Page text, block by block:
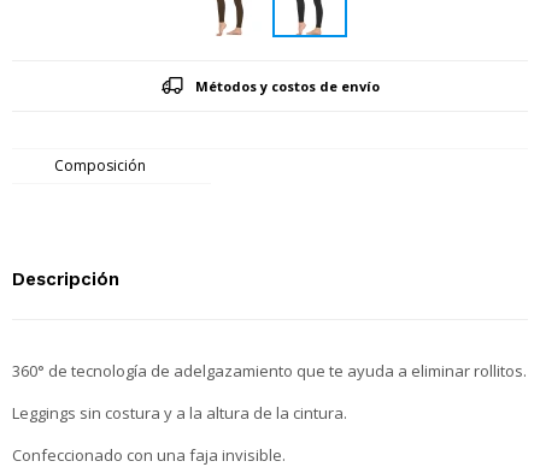
Métodos y costos de envío
Composición
Descripción
360° de tecnología de adelgazamiento que te ayuda a eliminar rollitos.
Leggings sin costura y a la altura de la cintura.
Confeccionado con una faja invisible.